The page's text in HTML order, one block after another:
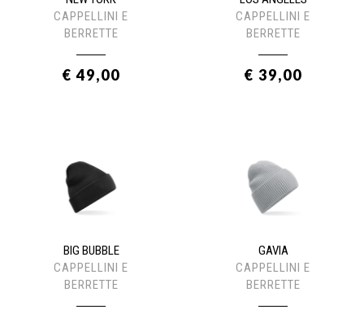
CAPPELLINI E
BERRETTE
€ 49,00
CAPPELLINI E
BERRETTE
€ 39,00
BIG BUBBLE
CAPPELLINI E
BERRETTE
GAVIA
CAPPELLINI E
BERRETTE